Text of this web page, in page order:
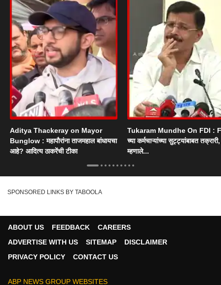
Aditya Thackeray on Mayor
Bunglow : महापौरांना ताजमहाल बांधायचा
आहे? आदित्य ठाकरेंची टीका
Tukaram Mundhe On FDI :
च्या कर्मचाऱ्यांच्या सुट्ट्यांबाबत
म्हणाले...
SPONSORED LINKS BY TABOOLA
ABOUT US FEEDBACK
CAREERS
ADVERTISE WITH US
SITEMAP
DISCLAIMER
PRIVACY POLICY
CONTACT US
ABP NEWS GROUP WEBSITES